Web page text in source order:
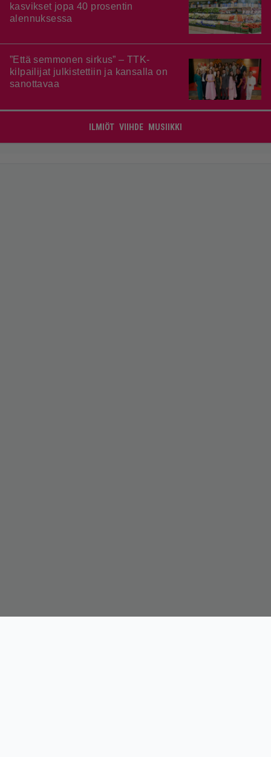
kasvikset jopa 40 prosentin
alennuksessa
”Että semmonen sirkus” – TTK-
kilpailijat julkistettiin ja kansalla on
sanottavaa
ILMIÖT VIIHDE MUSIIKKI